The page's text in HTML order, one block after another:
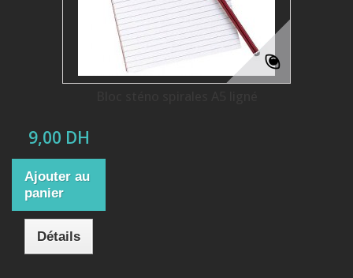
9,00 DH
Ajouter au
panier
Détails